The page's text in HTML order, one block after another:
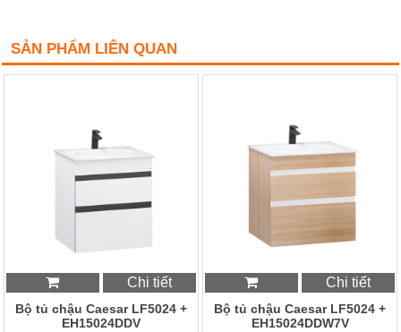
SẢN PHẨM LIÊN QUAN
Chi tiết
Bộ tủ chậu Caesar LF5024 +
EH15024DDV
Chi tiết
Bộ tủ chậu Caesar LF5024 +
EH15024DDW7V